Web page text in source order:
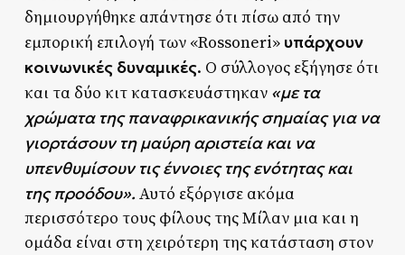
δημιουργήθηκε απάντησε ότι πίσω από την
εμπορική επιλογή των «Rossoneri» υπάρχουν
κοινωνικές δυναμικές. Ο σύλλογος εξήγησε ότι
και τα δύο κιτ κατασκευάστηκαν «με τα
χρώματα της παναφρικανικής σημαίας για να
γιορτάσουν τη μαύρη αριστεία και να
υπενθυμίσουν τις έννοιες της ενότητας και
της προόδου». Αυτό εξόργισε ακόμα
περισσότερο τους φίλους της Μίλαν μια και η
ομάδα είναι στη χειρότερη της κατάσταση στον